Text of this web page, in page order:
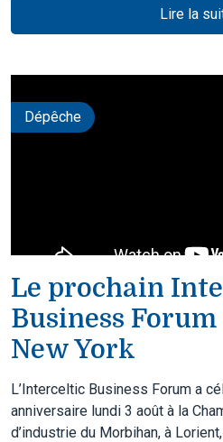
Lire la
Dépêche
Le prochain
Business
New York
L’Interceltic Business Forum a
anniversaire lundi 3 août à la
d’industrie du Morbihan, à